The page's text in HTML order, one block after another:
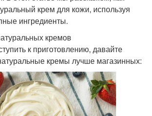
Крем для бисквита
Крем для рук
крем для кожи, используя
ингредиенты.
кремов
к приготовлению, давайте
кремы лучше магазинных: